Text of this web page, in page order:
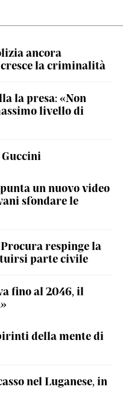
ancora
la criminalità
la presa: «Non
livello di
un nuovo video
sfondare le
respinge la
parte civile
fino al 2046, il
della mente di
nel Luganese, in